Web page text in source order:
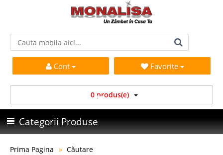
Cont Favorite
0 produs(e)
Categorii Produse
Prima Pagina
Căutare